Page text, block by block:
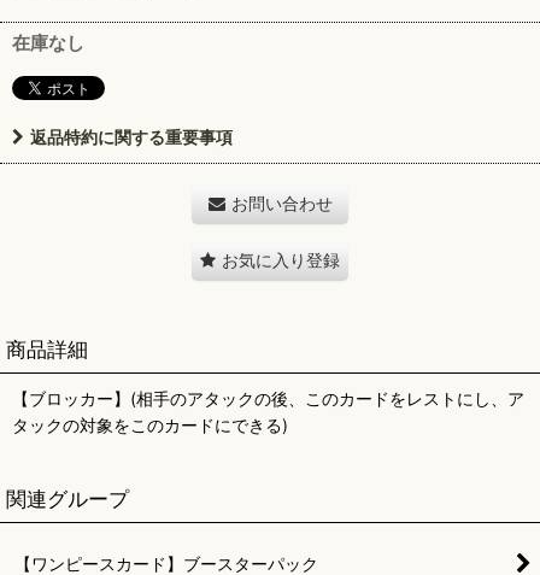
在庫なし
返品特約に関する重要事項
お問い合わせ
お気に入り登録
商品詳細
【ブロッカー】(相手のアタックの後、このカードをレストにし、ア
タックの対象をこのカードにできる)
関連グループ
【ワンピースカード】ブースターパック